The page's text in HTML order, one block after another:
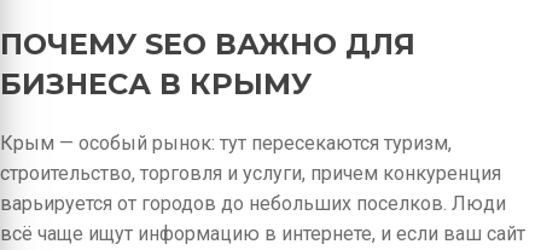
ПОЧЕМУ SEO ВАЖНО ДЛЯ
БИЗНЕСА В КРЫМУ
Крым — особый рынок: тут пересекаются туризм,
строительство, торговля и услуги, причем конкуренция
варьируется от городов до небольших поселков. Люди
всё чаще ищут информацию в интернете, и если ваш сайт